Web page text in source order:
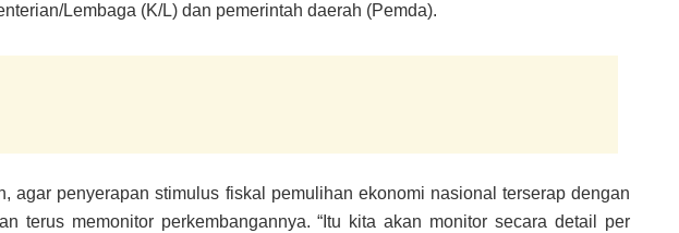
Lembaga (K/L) dan pemerintah daerah (Pemda).
agar penyerapan stimulus fiskal pemulihan ekonomi nasional terserap dengan
terus memonitor perkembangannya. “Itu kita akan monitor secara detail per